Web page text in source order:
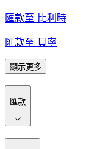
匯款至 比利時
匯款至 貝寧
顯示更多
匯款